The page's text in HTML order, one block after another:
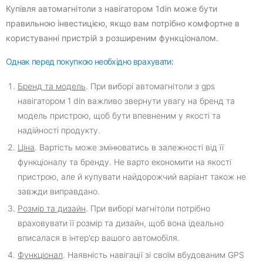
Купівля автомагнітоли з навігатором 1din може бути
правильною інвестицією, якщо вам потрібно комфортне в
користуванні пристрій з розширеним функціоналом.
Однак перед покупкою необхідно врахувати:
Бренд та модель. При виборі автомагнітоли з gps
навігатором 1 din важливо звернути увагу на бренд та
модель пристрою, щоб бути впевненим у якості та
надійності продукту.
Ціна. Вартість може змінюватись в залежності від її
функціоналу та бренду. Не варто економити на якості
пристрою, але й купувати найдорожчий варіант також не
завжди виправдано.
Розмір та дизайн. При виборі магнітоли потрібно
враховувати її розмір та дизайн, щоб вона ідеально
вписалася в інтер'єр вашого автомобіля.
Функціонал. Наявність навігації зі своїм вбудованим GPS